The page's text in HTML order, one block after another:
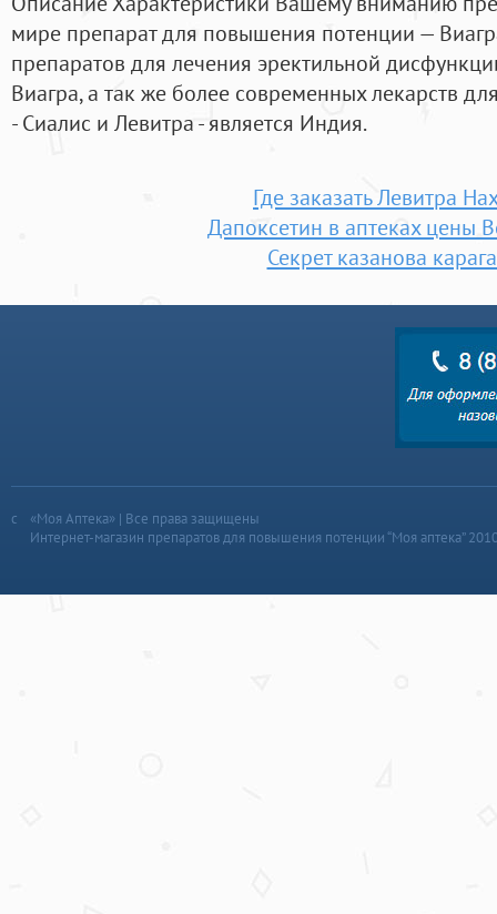
мире препарат для повышения потенции —
препаратов для лечения эректильной
Виагра, а так же более современных лекарств
- Сиалис и Левитра - является Индия.
Где заказать Левитра
Дапоксетин в аптеках цены
Секрет казанова
«Моя Аптека» | Все права защищены
Интернет-магазин препаратов для повышения потенции “Моя аптека”